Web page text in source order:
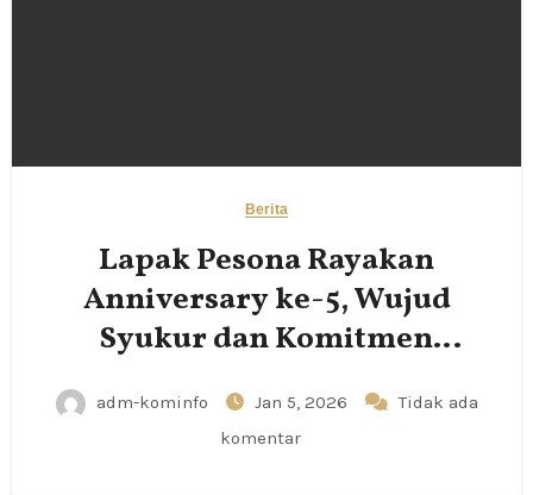
Berita
Lapak Pesona Rayakan
Anniversary ke-5, Wujud
Syukur dan Komitmen
adm-kominfo Jan 5, 2026
Tidak ada
komentar